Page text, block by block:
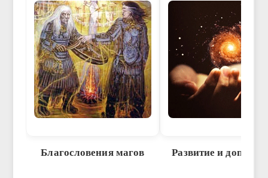
Благословения магов Развитие и